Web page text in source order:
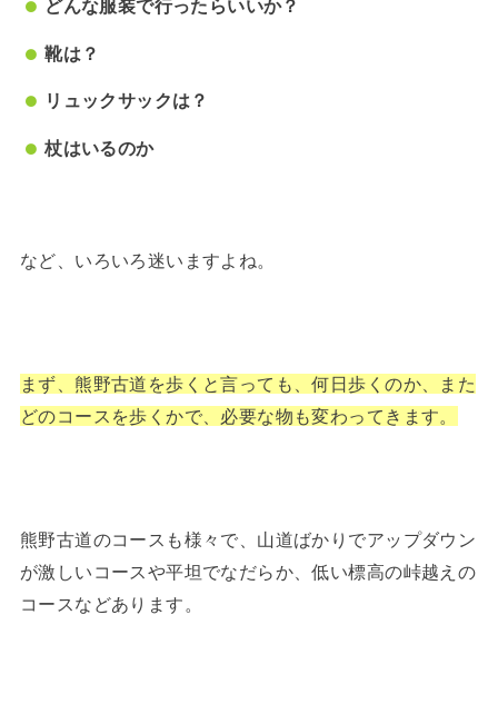
どんな服装で行ったらいいか？
靴は？
リュックサックは？
杖はいるのか
など、いろいろ迷いますよね。
まず、熊野古道を歩くと言っても、何日歩くのか、また
どのコースを歩くかで、必要な物も変わってきます。
熊野古道のコースも様々で、山道ばかりでアップダウン
が激しいコースや平坦でなだらか、低い標高の峠越えの
コースなどあります。